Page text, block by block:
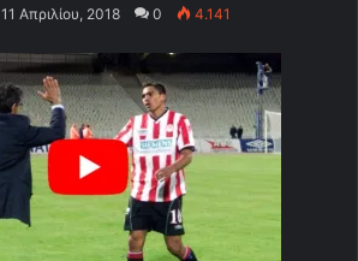
11 Απριλίου, 2018 0 4.141